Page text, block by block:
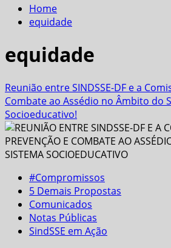
Home
equidade
equidade
Reunião entre SINDSSE-DF e a
Combate ao Assédio no Âmbito do
Socioeducativo!
#Compromissos
5 Demais Propostas
Comunicados
Notas Públicas
SindSSE em Ação